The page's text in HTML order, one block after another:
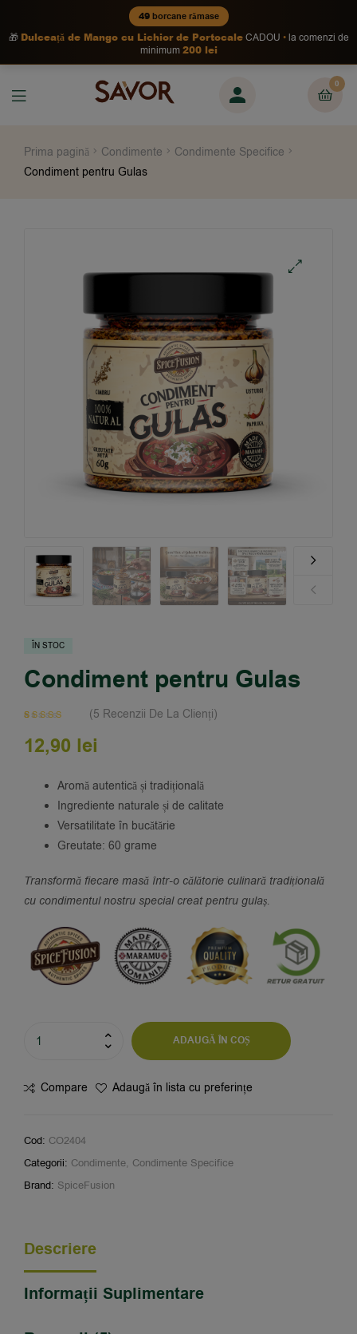
49borcane rămase
🎁 Dulceață de Mango cu Lichior de PortocaleCADOU
la comenzi de
minimum200 lei
0
Prima pagină Condimente
Condimente Specifice
Condiment pentru Gulas
ÎN STOC
Condiment pentru Gulas
5.00din 5 pe
baza a
clienți
(5 Recenzii De La Clienți)
12,90 lei
Aromă autentică și tradițională
Ingrediente naturale și de calitate
Versatilitate în bucătărie
Greutate: 60 grame
Transformă fiecare masă într-o călătorie culinară tradițională
cu condimentul nostru special creat pentru gulaș.
ADAUGĂ ÎN COȘ
Compare Adaugă în lista cu preferințe
Cod: CO2404
Categorii: Condimente, Condimente Specifice
Brand: SpiceFusion
Descriere
Informații Suplimentare